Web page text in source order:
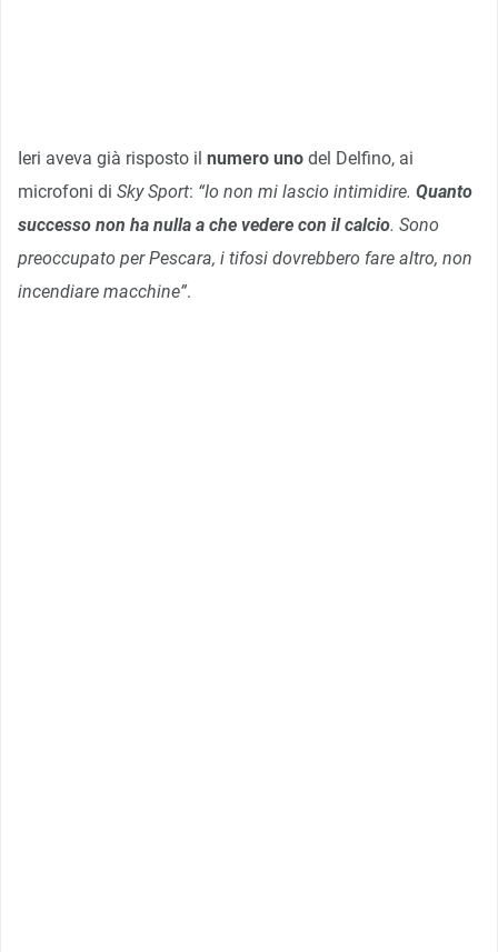
Ieri aveva già risposto il numero uno del Delfino, ai
microfoni di Sky Sport: “Io non mi lascio intimidire. Quanto
successo non ha nulla a che vedere con il calcio. Sono
preoccupato per Pescara, i tifosi dovrebbero fare altro, non
incendiare macchine”.